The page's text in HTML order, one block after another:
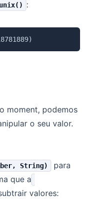
unix() :
moment, podemos
o seu valor.
String)
para
que a
valores: